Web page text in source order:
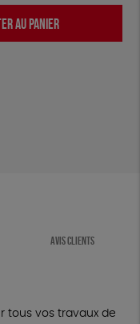
AU PANIER
AVIS CLIENTS
tous vos travaux de